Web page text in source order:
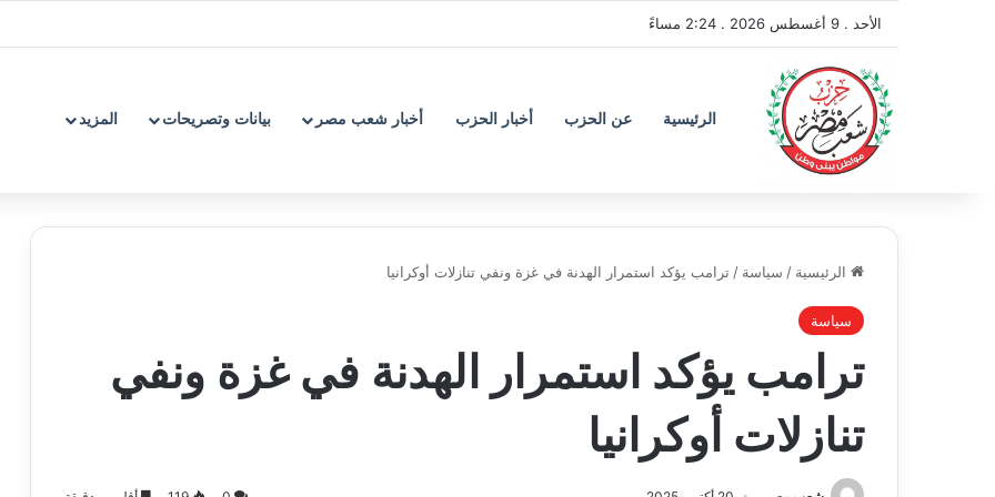
الأحد . 9 أغسطس 2026 . 2:24 مساءً
الرئيسية عن الحزب أخبار الحزب أخبار شعب مصر بيانات وتصريحات المزيد
الرئيسية / سياسة / ترامب يؤكد استمرار الهدنة في غزة ونفي تنازلات أوكرانيا
سياسة
ترامب يؤكد استمرار الهدنة في غزة ونفي
تنازلات أوكرانيا